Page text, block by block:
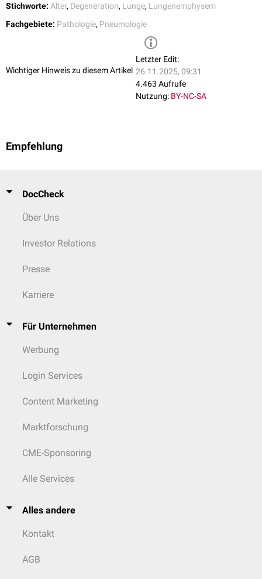
Stichworte: Alter, Degeneration, Lunge, Lungenemphysem
Fachgebiete: Pathologie, Pneumologie
Wichtiger Hinweis zu diesem Artikel
Letzter Edit:
26.11.2025, 09:31
4.463 Aufrufe
Nutzung: BY-NC-SA
Empfehlung
DocCheck
Über Uns
Investor Relations
Presse
Karriere
Für Unternehmen
Werbung
Login Services
Content Marketing
Marktforschung
CME-Sponsoring
Alle Services
Alles andere
Kontakt
AGB